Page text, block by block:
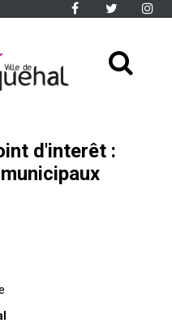
Lien
compte
Facebook
Lien
compte
Twitter
d'interêt :